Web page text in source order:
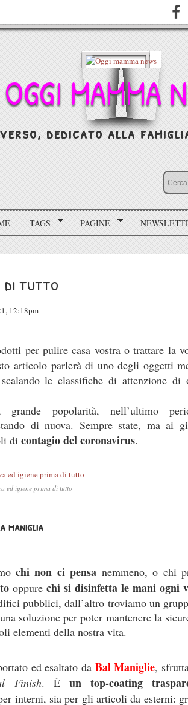
OGGI MAMMA
dedicato alla
TAGS PAGINE
di tutto
12:18pm
per pulire casa vostra o trattare la
articolo parlerà di uno degli oggetti
le classifiche di attenzione di
popolarità, nell’ultimo
di nuova. Sempre state, ma ai
di contagio del coronavirus.
ed igiene prima di tutto
maniglia
chi non ci pensa nemmeno, o chi
oppure chi si disinfetta le mani ogni
pubblici, dall’altro troviamo un
soluzione per poter mantenere la
elementi della nostra vita.
ed esaltato da Bal Maniglie,
Finish. È un top-coating
interni, sia per gli articoli da esterni: